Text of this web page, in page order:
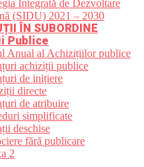
Integrată de Dezvoltare
(SIDU) 2021 – 2030
ÎN SUBORDINE
Publice
Anual al Achizițiilor publice
achiziții publice
de inițiere
directe
de atribuire
simplificate
deschise
fără publicare
2